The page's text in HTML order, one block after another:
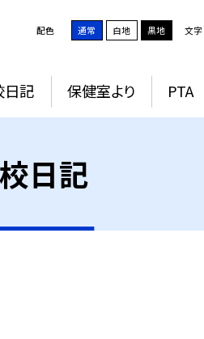
配色 通常 白地 黒地 文字
日記 保健室より PTA
日記